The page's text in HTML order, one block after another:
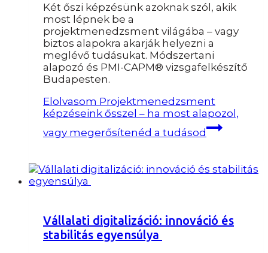
Két őszi képzésünk azoknak szól, akik
most lépnek be a
projektmenedzsment világába – vagy
biztos alapokra akarják helyezni a
meglévő tudásukat. Módszertani
alapozó és PMI-CAPM® vizsgafelkészítő
Budapesten.
Elolvasom Projektmenedzsment
képzéseink ősszel – ha most alapozol,
vagy megerősítenéd a tudásod
Vállalati digitalizáció: innováció és
stabilitás egyensúlya